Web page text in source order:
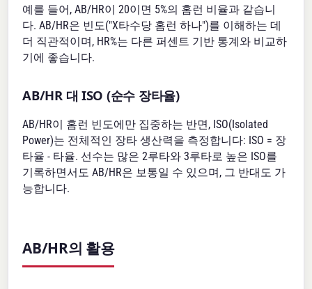
예를 들어, AB/HR이 20이면 5%의 홈런 비율과 같습니
다. AB/HR은 빈도("X타수당 홈런 하나")를 이해하는 데
더 직관적이며, HR%는 다른 퍼센트 기반 통계와 비교하
기에 좋습니다.
AB/HR 대 ISO (순수 장타율)
AB/HR이 홈런 빈도에만 집중하는 반면, ISO(Isolated
Power)는 전체적인 장타 생산력을 측정합니다: ISO = 장
타율 - 타율. 선수는 많은 2루타와 3루타로 높은 ISO를
기록하면서도 AB/HR은 보통일 수 있으며, 그 반대도 가
능합니다.
AB/HR의 활용